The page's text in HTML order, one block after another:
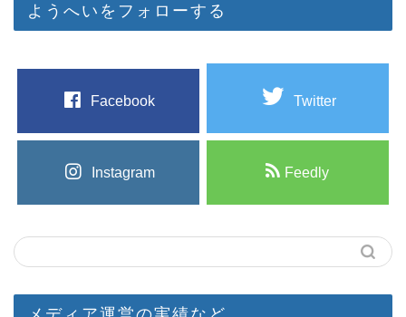
ようへいをフォローする
Facebook Twitter
Instagram Feedly